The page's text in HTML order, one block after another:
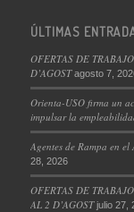
ÚLTIMAS
OFERTAS DE
D’AGOST agosto 7,
Orienta-USO firma un
impulsar la
Agentes de Rampa en
28, 2026
OFERTAS DE
AL 2 D’AGOST julio 27,